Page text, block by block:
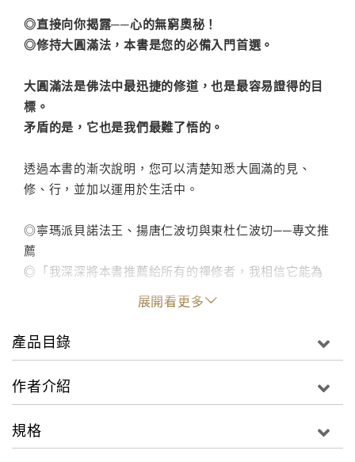
◎直接向你揭露──心的無窮奧秘！
◎修持大圓滿法，本書是您的必備入門首選。
大圓滿法是佛法中最迅捷的修道，也是最容易證得的目
標。
矛盾的是，它也是我們最難了悟的。
透過本書的漸次說明，您可以清楚知悉大圓滿的見、
修、行，並加以運用於生活中。
◎寧瑪派貝諾法王、揚唐仁波切與東杜仁波切──專文推
薦
◎「我深深將本書推薦給所有的禪修者，我相信它能為
東、西方世界對大圓滿法有興趣的人們都帶來利益，因
此我敦促想要修持佛法的人，都能花點時間來閱讀。」
～多芒‧揚唐仁波切（Domang Yangtang Tulku）
特別是寧瑪派教法的內涵……我很高興看到這個著作，
的學生們。」～貝諾法王（Paltul Penor Rinpoche）
展開看更多
產品目錄
作者介紹
規格